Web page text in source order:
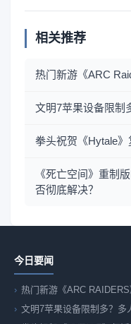
相关推荐
热门新游《ARC
文明7苹果设备限制
拳头祝贺《Hytale
《死亡空间》重制
否彻底解决？
今日要闻
热门新游《ARC RAIDERS
文明7苹果设备限制多？多